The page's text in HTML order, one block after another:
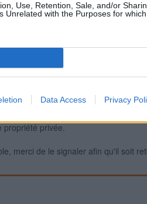
Use, Retention, Sale, and/or
Unrelated with the Purposes for
Data Access Privacy
garantie. Avant d'utiliser un
propriété privée.
merci de le signaler afin qu'il soit